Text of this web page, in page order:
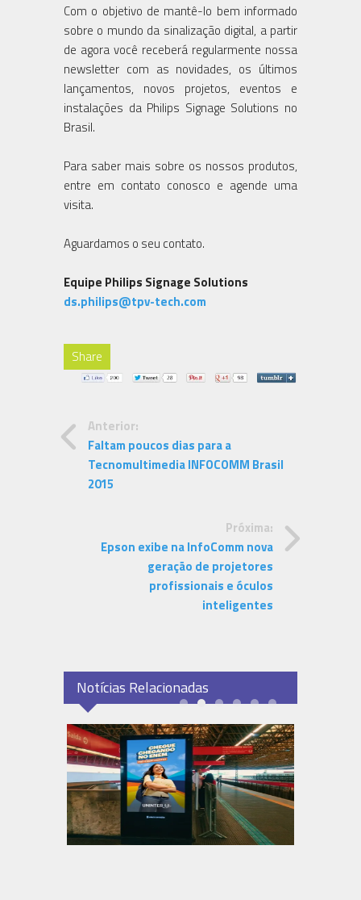
Com o objetivo de mantê-lo bem informado
sobre o mundo da sinalização digital, a partir
de agora você receberá regularmente nossa
newsletter com as novidades, os últimos
lançamentos, novos projetos, eventos e
instalações da Philips Signage Solutions no
Brasil.
Para saber mais sobre os nossos produtos,
entre em contato conosco e agende uma
visita.
Aguardamos o seu contato.
Equipe Philips Signage Solutions
ds.philips@tpv-tech.com
Share
Anterior:
Faltam poucos dias para a
Tecnomultimedia INFOCOMM Brasil
2015
Próxima:
Epson exibe na InfoComm nova
geração de projetores
profissionais e óculos
inteligentes
Notícias Relacionadas